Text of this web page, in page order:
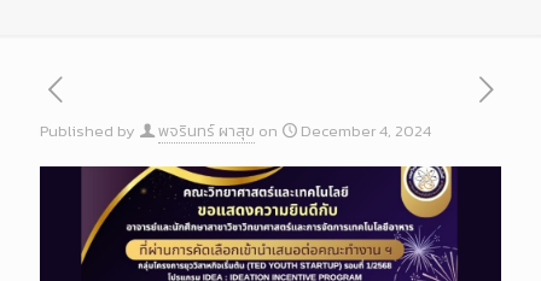
Published by พจรินทร์ ผาสุข on December 4, 2024